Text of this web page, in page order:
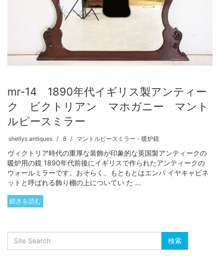
mr-14 1890年代イギリス製アンティー
ク ビクトリアン マホガニー マント
ルピースミラー
shellys antiques 8 マントルピースミラー・暖炉鏡
ヴィクトリア時代の重厚な装飾が印象的な英国製アンティークの
暖炉用の鏡 1890年代前後にイギリスで作られたアンティークの
ウォールミラーです。おそらく、もともとはエンパ イヤキャビネ
ットと呼ばれる飾り棚の上についてい た ...
続きを読む